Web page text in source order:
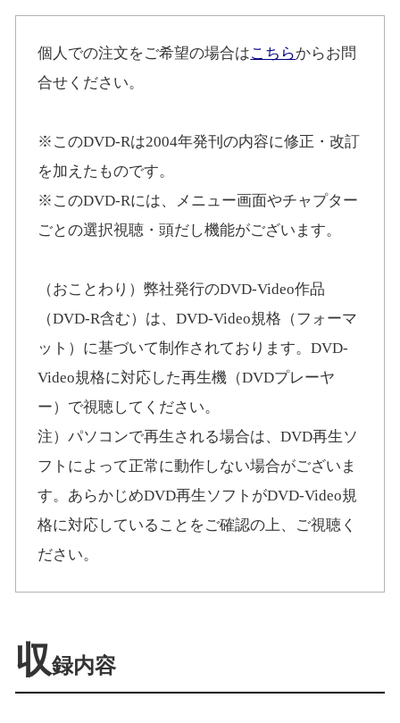
個人での注文をご希望の場合はこちらからお問
合せください。
※このDVD-Rは2004年発刊の内容に修正・改訂
を加えたものです。
※このDVD-Rには、メニュー画面やチャプター
ごとの選択視聴・頭だし機能がございます。
（おことわり）弊社発行のDVD-Video作品
（DVD-R含む）は、DVD-Video規格（フォーマ
ット）に基づいて制作されております。DVD-
Video規格に対応した再生機（DVDプレーヤ
ー）で視聴してください。
注）パソコンで再生される場合は、DVD再生ソ
フトによって正常に動作しない場合がございま
す。あらかじめDVD再生ソフトがDVD-Video規
格に対応していることをご確認の上、ご視聴く
ださい。
収録内容